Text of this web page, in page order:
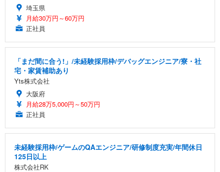
埼玉県
月給30万円～60万円
正社員
「まだ間に合う!」/未経験採用枠/デバッグエンジニア/寮・社
宅・家賃補助あり
Yts株式会社
大阪府
月給28万5,000円～50万円
正社員
未経験採用枠/ゲームのQAエンジニア/研修制度充実/年間休日
125日以上
株式会社RK